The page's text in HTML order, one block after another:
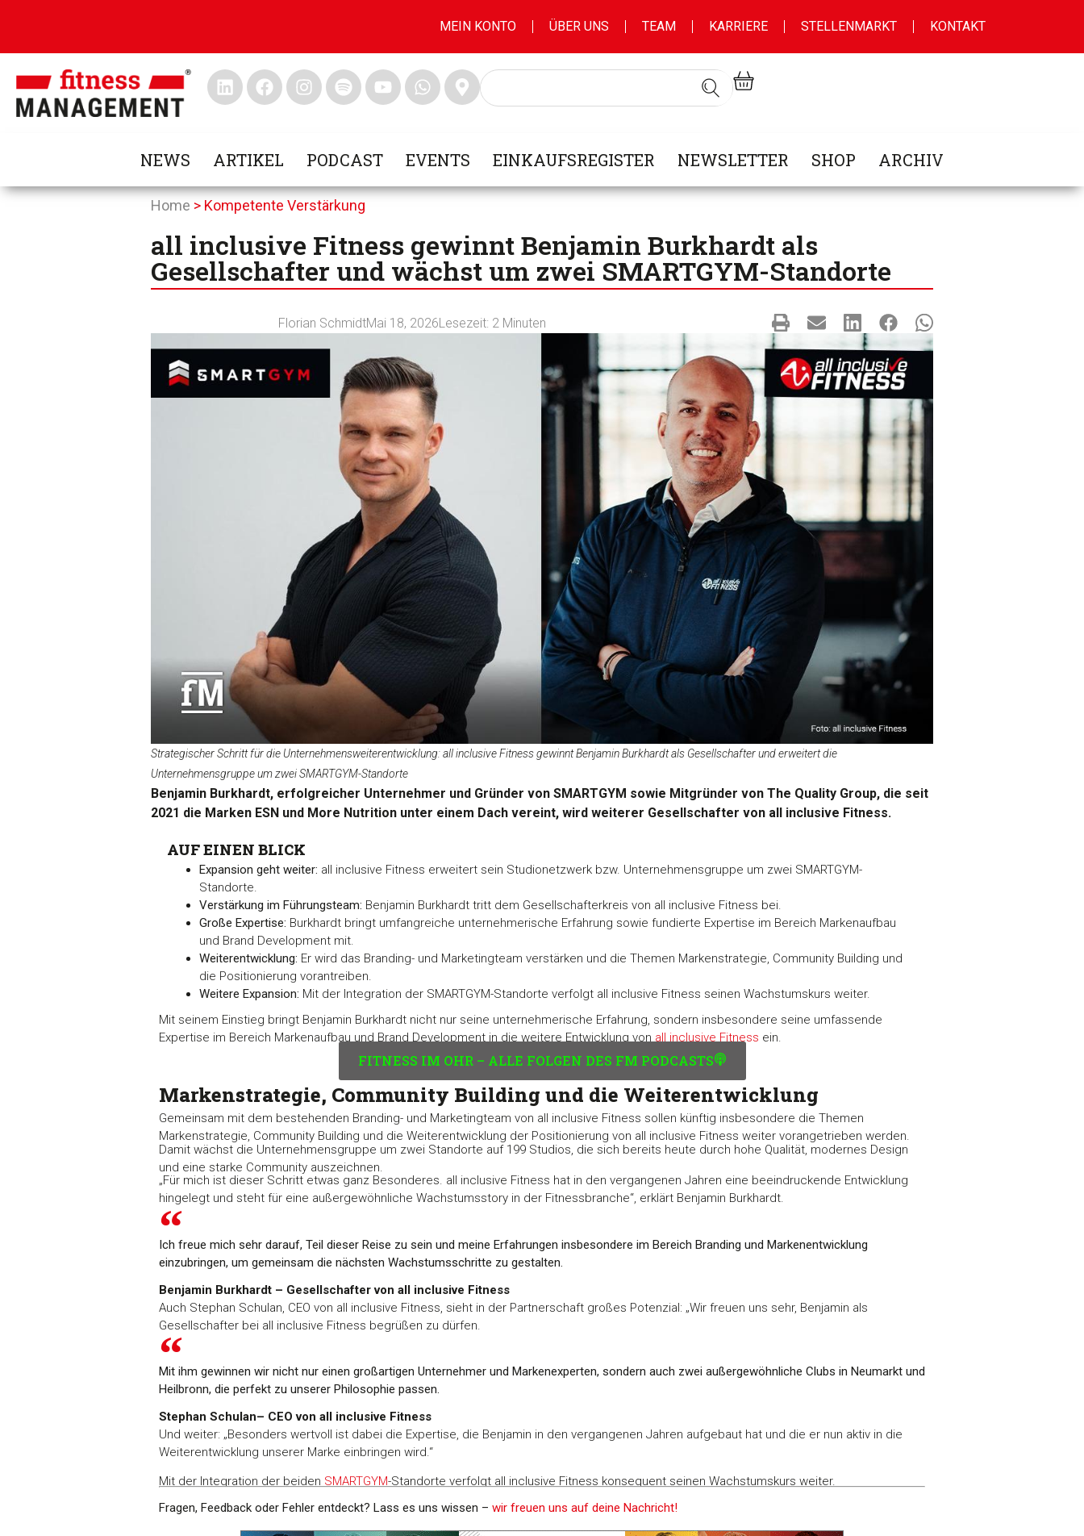
MEIN KONTO ÜBER UNS TEAM KARRIERE STELLENMARKT KONTAKT
NEWS ARTIKEL PODCAST EVENTS EINKAUFSREGISTER NEWSLETTER SHOP ARCHIV
Home > Kompetente Verstärkung
all inclusive Fitness gewinnt Benjamin Burkhardt als
Gesellschafter und wächst um zwei SMARTGYM-Standorte
Florian SchmidtMai 18, 2026Lesezeit: 2 Minuten
Strategischer Schritt für die Unternehmensweiterentwicklung: all inclusive Fitness gewinnt Benjamin Burkhardt als Gesellschafter und erweitert die
Unternehmensgruppe um zwei SMARTGYM-Standorte
Benjamin Burkhardt, erfolgreicher Unternehmer und Gründer von SMARTGYM sowie Mitgründer von The Quality Group, die seit
2021 die Marken ESN und More Nutrition unter einem Dach vereint, wird weiterer Gesellschafter von all inclusive Fitness.
AUF EINEN BLICK
Expansion geht weiter: all inclusive Fitness erweitert sein Studionetzwerk bzw. Unternehmensgruppe um zwei SMARTGYM-
Standorte.
Verstärkung im Führungsteam: Benjamin Burkhardt tritt dem Gesellschafterkreis von all inclusive Fitness bei.
Große Expertise: Burkhardt bringt umfangreiche unternehmerische Erfahrung sowie fundierte Expertise im Bereich Markenaufbau
und Brand Development mit.
Weiterentwicklung: Er wird das Branding- und Marketingteam verstärken und die Themen Markenstrategie, Community Building und
die Positionierung vorantreiben.
Weitere Expansion: Mit der Integration der SMARTGYM-Standorte verfolgt all inclusive Fitness seinen Wachstumskurs weiter.
Mit seinem Einstieg bringt Benjamin Burkhardt nicht nur seine unternehmerische Erfahrung, sondern insbesondere seine umfassende
Expertise im Bereich Markenaufbau und Brand Development in die weitere Entwicklung von all inclusive Fitness ein.
FITNESS IM OHR – ALLE FOLGEN DES FM PODCASTS
Markenstrategie, Community Building und die Weiterentwicklung
Gemeinsam mit dem bestehenden Branding- und Marketingteam von all inclusive Fitness sollen künftig insbesondere die Themen
Markenstrategie, Community Building und die Weiterentwicklung der Positionierung von all inclusive Fitness weiter vorangetrieben werden.
Damit wächst die Unternehmensgruppe um zwei Standorte auf 199 Studios, die sich bereits heute durch hohe Qualität, modernes Design
und eine starke Community auszeichnen.
„Für mich ist dieser Schritt etwas ganz Besonderes. all inclusive Fitness hat in den vergangenen Jahren eine beeindruckende Entwicklung
hingelegt und steht für eine außergewöhnliche Wachstumsstory in der Fitnessbranche“, erklärt Benjamin Burkhardt.
Ich freue mich sehr darauf, Teil dieser Reise zu sein und meine Erfahrungen insbesondere im Bereich Branding und Markenentwicklung
einzubringen, um gemeinsam die nächsten Wachstumsschritte zu gestalten.
Benjamin Burkhardt – Gesellschafter von all inclusive Fitness
Auch Stephan Schulan, CEO von all inclusive Fitness, sieht in der Partnerschaft großes Potenzial: „Wir freuen uns sehr, Benjamin als
Gesellschafter bei all inclusive Fitness begrüßen zu dürfen.
Mit ihm gewinnen wir nicht nur einen großartigen Unternehmer und Markenexperten, sondern auch zwei außergewöhnliche Clubs in Neumarkt und
Heilbronn, die perfekt zu unserer Philosophie passen.
Stephan Schulan– CEO von all inclusive Fitness
Und weiter: „Besonders wertvoll ist dabei die Expertise, die Benjamin in den vergangenen Jahren aufgebaut hat und die er nun aktiv in die
Weiterentwicklung unserer Marke einbringen wird.“
Mit der Integration der beiden SMARTGYM-Standorte verfolgt all inclusive Fitness konsequent seinen Wachstumskurs weiter.
Fragen, Feedback oder Fehler entdeckt? Lass es uns wissen – wir freuen uns auf deine Nachricht!